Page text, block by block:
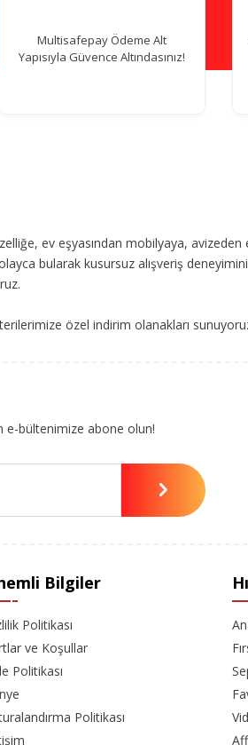
Multisafepay Ödeme Alt
Yapısıyla Güvence Altındasınız!
ev eşyasından mobilyaya,
bularak kusursuz alışveriş
özel indirim olanakları
e-bültenimize abone olun!
Bilgiler
Politikası
ve Koşullar
Politikası
Politikası